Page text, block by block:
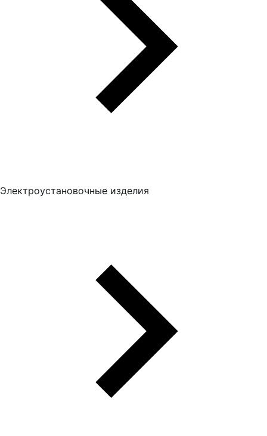
Электроустановочные изделия